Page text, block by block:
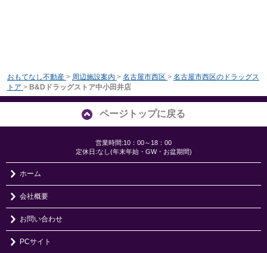
おもてなし不動産 > 周辺施設案内 > 名古屋市西区 > 名古屋市西区のドラッグス
トア > B&Dドラッグストア中小田井店
ページトップに戻る
営業時間:10：00～18：00
定休日:なし(年末年始・GW・お盆期間)
ホーム
会社概要
お問い合わせ
PCサイト